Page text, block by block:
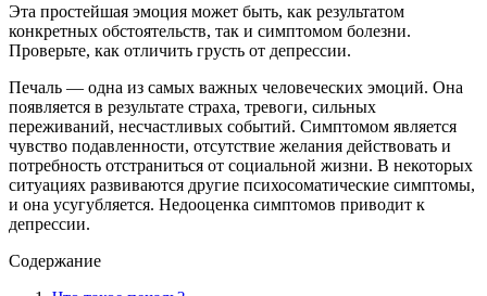
Эта простейшая эмоция может быть, как результатом
конкретных обстоятельств, так и симптомом болезни.
Проверьте, как отличить грусть от депрессии.
Печаль — одна из самых важных человеческих эмоций. Она
появляется в результате страха, тревоги, сильных
переживаний, несчастливых событий. Симптомом является
чувство подавленности, отсутствие желания действовать и
потребность отстраниться от социальной жизни. В некоторых
ситуациях развиваются другие психосоматические симптомы,
и она усугубляется. Недооценка симптомов приводит к
депрессии.
Содержание